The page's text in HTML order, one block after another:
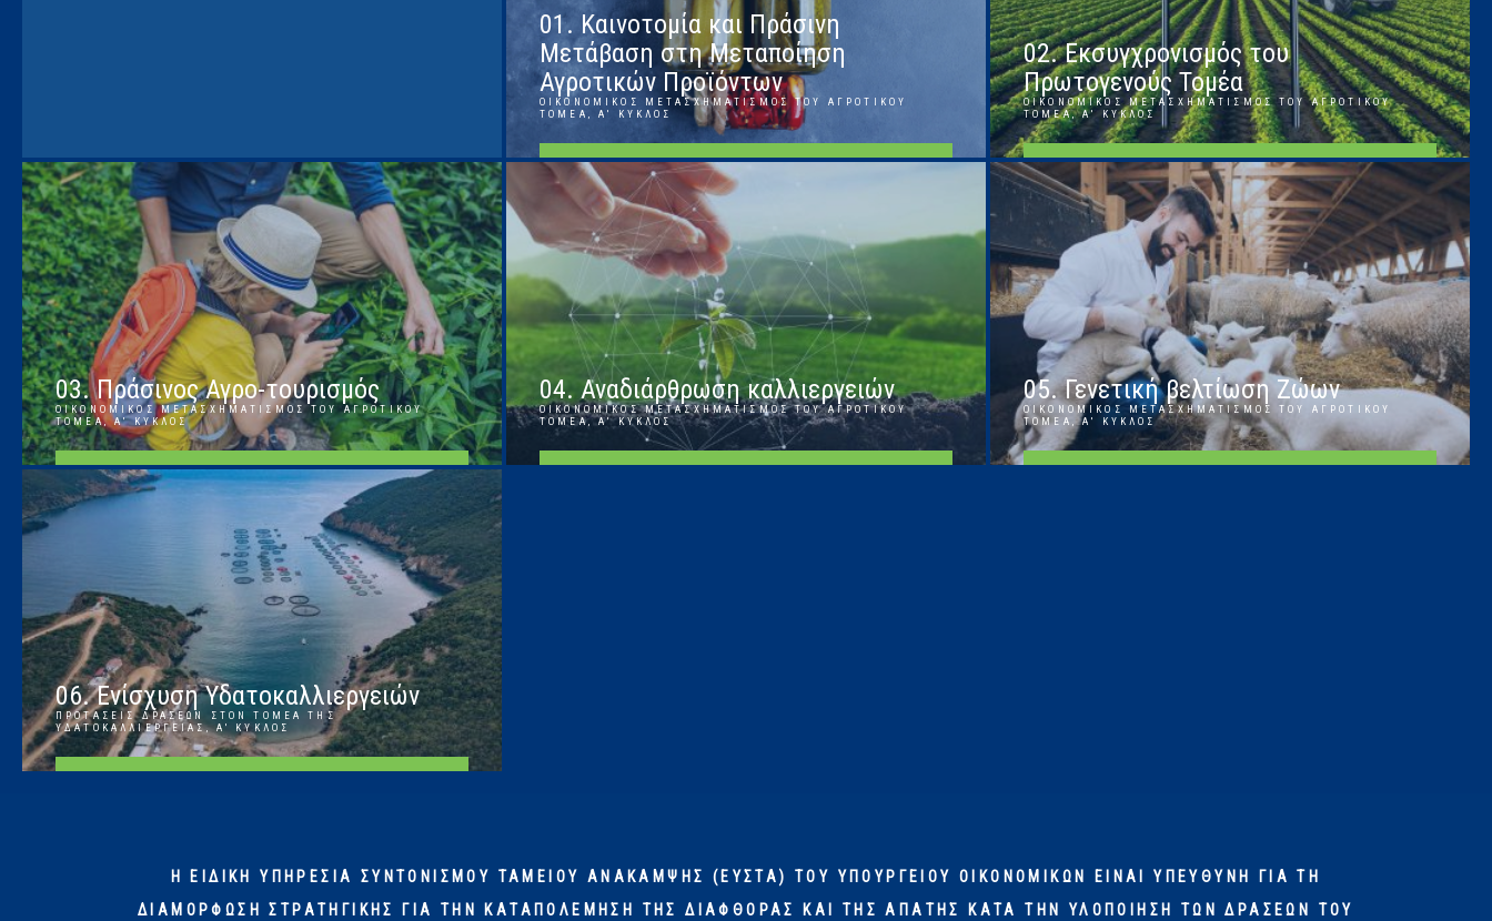
01. Καινοτομία και Πράσινη
Μετάβαση στη Μεταποίηση
Αγροτικών Προϊόντων
ΟΙΚΟΝΟΜΙΚΌΣ ΜΕΤΑΣΧΗΜΑΤΙΣΜΌΣ ΤΟΥ ΑΓΡΟΤΙΚΟΎ
ΤΟΜΈΑ, Α' ΚΎΚΛΟΣ
ΠΕΡΙΣΣΌΤΕΡΑ
02. Εκσυγχρονισμός του
Πρωτογενούς Τομέα
ΟΙΚΟΝΟΜΙΚΌΣ ΜΕΤΑΣΧΗΜΑΤΙΣΜΌΣ ΤΟΥ ΑΓΡΟΤΙΚΟΎ
ΤΟΜΈΑ, Α' ΚΎΚΛΟΣ
ΠΕΡΙΣΣΌΤΕΡΑ
03. Πράσινος Αγρο-τουρισμός
ΟΙΚΟΝΟΜΙΚΌΣ ΜΕΤΑΣΧΗΜΑΤΙΣΜΌΣ ΤΟΥ ΑΓΡΟΤΙΚΟΎ
ΤΟΜΈΑ, Α' ΚΎΚΛΟΣ
ΠΕΡΙΣΣΌΤΕΡΑ
04. Αναδιάρθρωση καλλιεργειών
ΟΙΚΟΝΟΜΙΚΌΣ ΜΕΤΑΣΧΗΜΑΤΙΣΜΌΣ ΤΟΥ ΑΓΡΟΤΙΚΟΎ
ΤΟΜΈΑ, Α' ΚΎΚΛΟΣ
05. Γενετική βελτίωση Ζώων
ΟΙΚΟΝΟΜΙΚΌΣ ΜΕΤΑΣΧΗΜΑΤΙΣΜΌΣ ΤΟΥ ΑΓΡΟΤΙΚΟΎ
ΤΟΜΈΑ, Α' ΚΎΚΛΟΣ
06. Ενίσχυση Υδατοκαλλιεργειών
ΠΡΟΤΆΣΕΙΣ ΔΡΆΣΕΩΝ ΣΤΟΝ ΤΟΜΈΑ ΤΗΣ
ΥΔΑΤΟΚΑΛΛΙΈΡΓΕΙΑΣ, Α' ΚΎΚΛΟΣ
Η ΕΙΔΙΚΉ ΥΠΗΡΕΣΊΑ ΣΥΝΤΟΝΙΣΜΟΎ ΤΑΜΕΊΟΥ ΑΝΆΚΑΜΨΗΣ (ΕΥΣΤΑ) ΤΟΥ ΥΠΟΥΡΓΕΊΟΥ ΟΙΚΟΝΟΜΙΚΏΝ ΕΊΝΑΙ ΥΠΕΎΘΥΝΗ ΓΙΑ ΤΗ
ΔΙΑΜΌΡΦΩΣΗ ΣΤΡΑΤΗΓΙΚΉΣ ΓΙΑ ΤΗΝ ΚΑΤΑΠΟΛΈΜΗΣΗ ΤΗΣ ΔΙΑΦΘΟΡΆΣ ΚΑΙ ΤΗΣ ΑΠΆΤΗΣ ΚΑΤΆ ΤΗΝ ΥΛΟΠΟΊΗΣΗ ΤΩΝ ΔΡΆΣΕΩΝ ΤΟΥ